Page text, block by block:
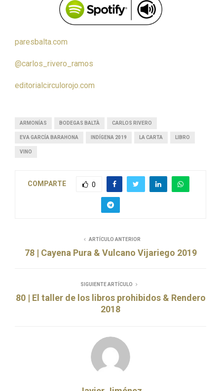
paresbalta.com
@carlos_rivero_ramos
editorialcirculorojo.com
ARMONÍAS BODEGAS BALTÀ CARLOS RIVERO
EVA GARCÍA BARAHONA INDÍGENA 2019 LA CARTA LIBRO
VINO
COMPARTE 0
ARTÍCULO ANTERIOR
78 | Cayena Pura & Vulcano Vijariego 2019
SIGUIENTE ARTÍCULO
80 | El taller de los libros prohibidos & Rendero
2018